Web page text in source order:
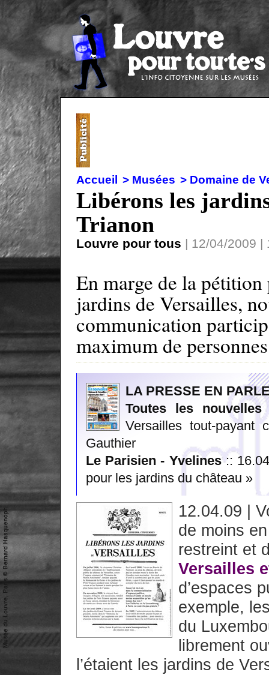
Accueil > Musées > Domaine de
Libérons les
Trianon
Louvre pour tous | 12/04/2009 |
En marge de la
jardins de Versailles,
communication
maximum de
LA PRESSE EN
Toutes les nouvelles
Versailles tout-
Gauthier
Le Parisien - Yvelines::
pour les jardins du château »
12.04.09 |
de moins
restreint et
Versailles
d’espaces
exemple,
du
librement
l’étaient les jardins de